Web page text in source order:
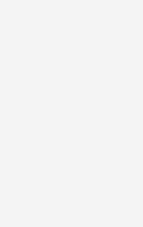
zu externen Webseiten
haben. Deshalb
keine Gewähr
ist stets der jeweilige
Die verlinkten
auf mögliche
waren zum
Eine permanente
ohne konkrete
Bei
wir derartige Links